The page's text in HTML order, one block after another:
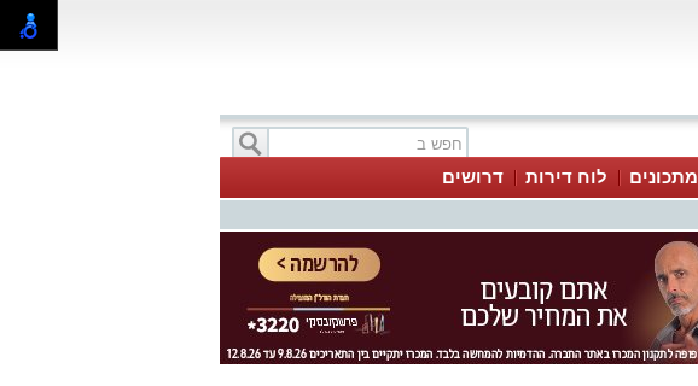
מתכונים לוח דירות דרושים